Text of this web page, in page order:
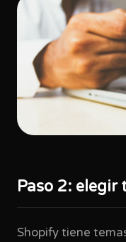
Paso 2: elegir
Shopify tiene